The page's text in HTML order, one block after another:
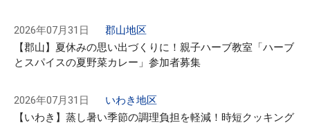
2026年07月31日
郡山地区
【郡山】夏休みの思い出づくりに！親子ハーブ教室「ハーブ
とスパイスの夏野菜カレー」参加者募集
2026年07月31日
いわき地区
【いわき】蒸し暑い季節の調理負担を軽減！時短クッキング